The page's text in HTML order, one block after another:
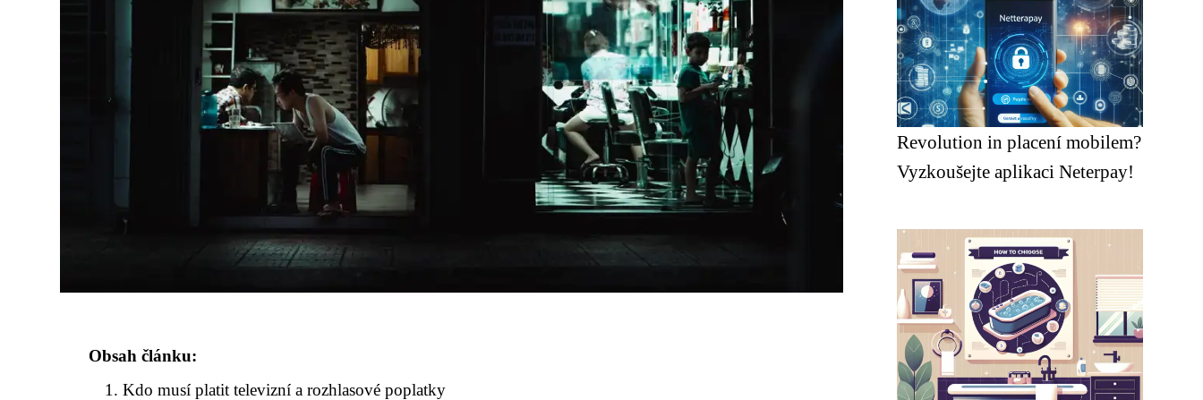
Obsah článku:
Kdo musí platit televizní a rozhlasové poplatky
Revolution in placení mobilem?
Vyzkoušejte aplikaci Neterpay!